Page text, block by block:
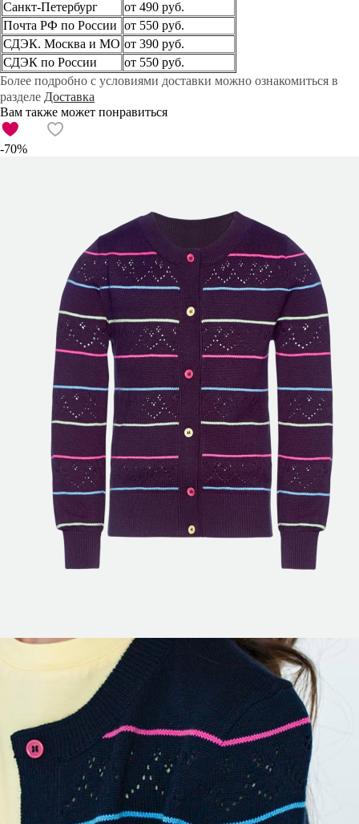
Санкт-Петербург
от 490 руб.
Почта РФ по России от 550 руб.
СДЭК. Москва и МО от 390 руб.
СДЭК по России
от 550 руб.
Более подробно с условиями доставки можно ознакомиться в
разделе Доставка
Вам также может понравиться
-70%